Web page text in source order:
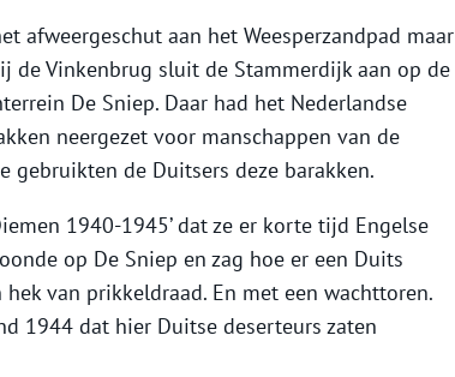
afweergeschut aan het Weesperzandpad maar
de Vinkenbrug sluit de Stammerdijk aan op de
De Sniep. Daar had het Nederlandse
neergezet voor manschappen van de
gebruikten de Duitsers deze barakken.
1940-1945’ dat ze er korte tijd Engelse
op De Sniep en zag hoe er een Duits
van prikkeldraad. En met een wachttoren.
1944 dat hier Duitse deserteurs zaten